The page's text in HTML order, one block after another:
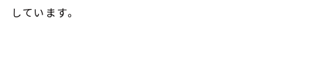
しています。